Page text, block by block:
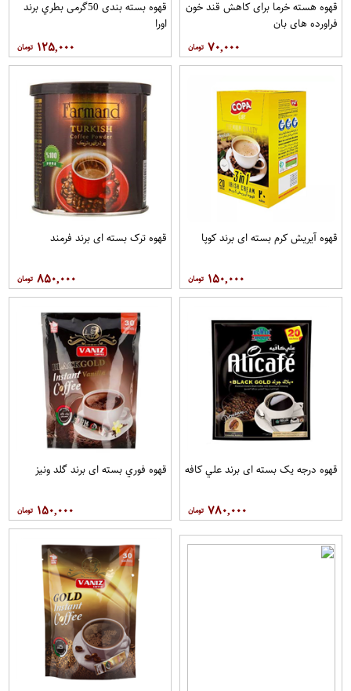
قهوه هسته خرما برای کاهش قند خون
فراورده های بان
۷۰,۰۰۰
قهوه بسته بندی 50گرمی بطري برند
اورا
۱۲۵,۰۰۰
قهوه آيريش کرم بسته ای برند کوپا
۱۵۰,۰۰۰
قهوه ترک بسته ای برند فرمند
۸۵۰,۰۰۰
قهوه درجه یک بسته ای برند علي کافه
۷۸۰,۰۰۰
قهوه فوري بسته ای برند گلد ونيز
۱۵۰,۰۰۰